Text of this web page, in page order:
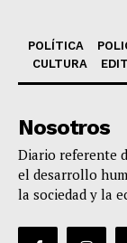
POLÍTICA
CULTURA
Nosotros
Diario referente
el desarrollo
la sociedad y la